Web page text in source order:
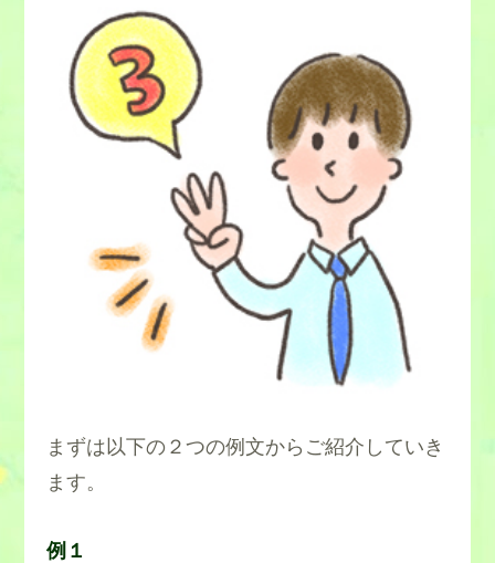
まずは以下の２つの例文からご紹介していき
ます。
例１